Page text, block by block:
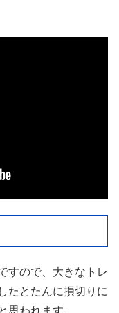
すので、大きなトレ
たとたんに損切りに
思われます。